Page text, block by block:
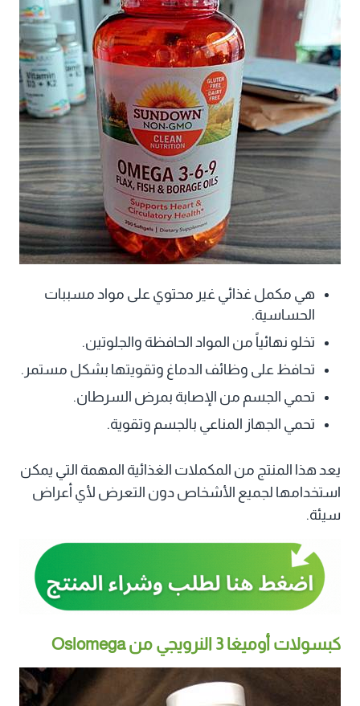
هي مكمل غذائي غير محتوي على مواد مسببات
الحساسية.
تخلو نهائياً من المواد الحافظة والجلوتين.
تحافظ على وظائف الدماغ وتقويتها بشكل مستمر.
تحمي الجسم من الإصابة بمرض السرطان.
تحمي الجهاز المناعي بالجسم وتقوية.
يعد هذا المنتج من المكملات الغذائية المهمة التي يمكن
استخدامها لجميع الأشخاص دون التعرض لأي أعراض
سيئة.
كبسولات أوميغا 3 النرويجي من Oslomega